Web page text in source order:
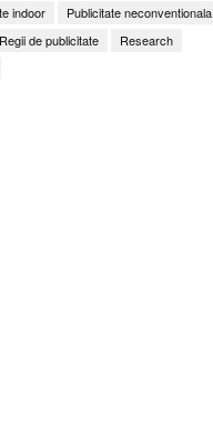
indoor
Publicitate neconventionala
Regii de publicitate
Research